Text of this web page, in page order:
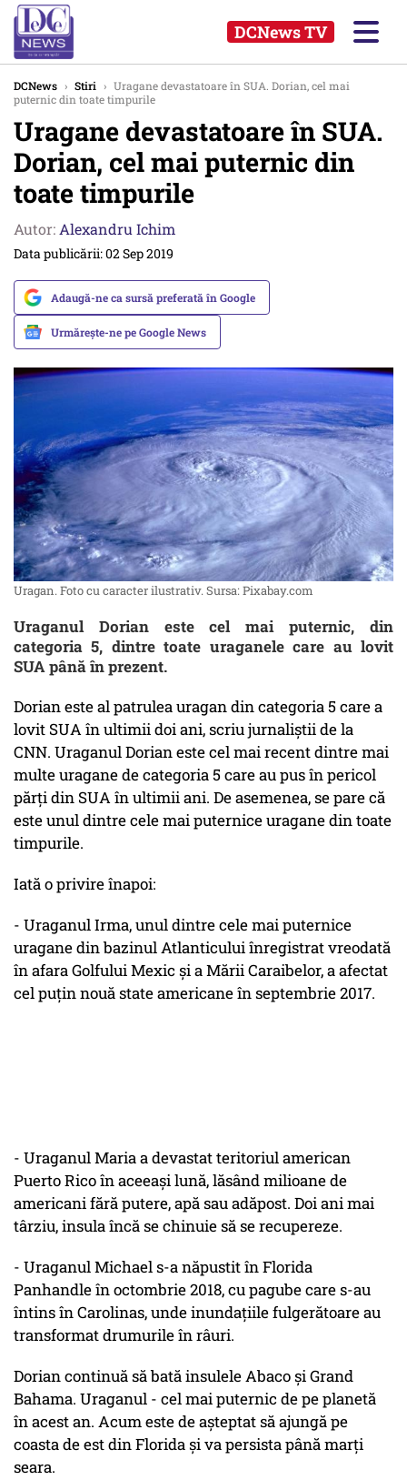
DCNews TV
DCNews › Stiri › Uragane devastatoare în SUA. Dorian, cel mai
puternic din toate timpurile
Uragane devastatoare în SUA.
Dorian, cel mai puternic din
toate timpurile
Autor: Alexandru Ichim
Data publicării: 02 Sep 2019
Adaugă-ne ca sursă preferată în Google
Urmărește-ne pe Google News
Uragan. Foto cu caracter ilustrativ. Sursa: Pixabay.com
Uraganul Dorian este cel mai puternic, din
categoria 5, dintre toate uraganele care au lovit
SUA până în prezent.
Dorian este al patrulea uragan din categoria 5 care a
lovit SUA în ultimii doi ani, scriu jurnaliștii de la
CNN. Uraganul Dorian este cel mai recent dintre mai
multe uragane de categoria 5 care au pus în pericol
părți din SUA în ultimii ani. De asemenea, se pare că
este unul dintre cele mai puternice uragane din toate
timpurile.
Iată o privire înapoi:
- Uraganul Irma, unul dintre cele mai puternice
uragane din bazinul Atlanticului înregistrat vreodată
în afara Golfului Mexic și a Mării Caraibelor, a afectat
cel puțin nouă state americane în septembrie 2017.
- Uraganul Maria a devastat teritoriul american
Puerto Rico în aceeași lună, lăsând milioane de
americani fără putere, apă sau adăpost. Doi ani mai
târziu, insula încă se chinuie să se recupereze.
- Uraganul Michael s-a năpustit în Florida
Panhandle în octombrie 2018, cu pagube care s-au
întins în Carolinas, unde inundațiile fulgerătoare au
transformat drumurile în râuri.
Dorian continuă să bată insulele Abaco și Grand
Bahama. Uraganul - cel mai puternic de pe planetă
în acest an. Acum este de așteptat să ajungă pe
coasta de est din Florida și va persista până marți
seara.